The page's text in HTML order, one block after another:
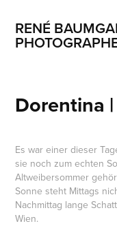
RENÉ
Dorentina
Es war einer dieser
sie noch zum echten
Altweibersommer
Sonne steht Mittags
Nachmittag lange
Wien.